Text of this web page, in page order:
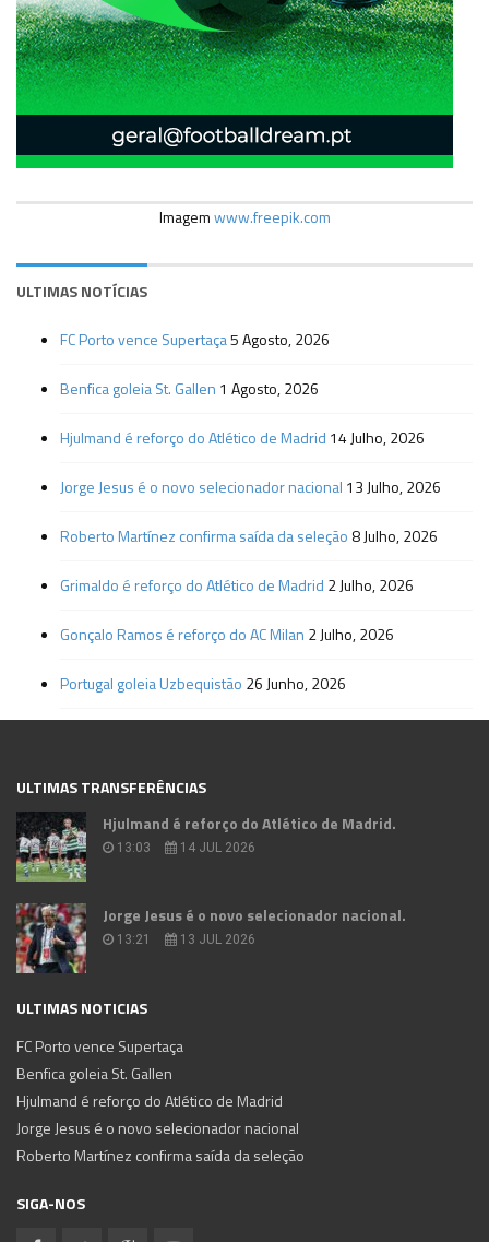
Imagemwww.freepik.com
ULTIMAS NOTÍCIAS
FC Porto vence Supertaça5 Agosto, 2026
Benfica goleia St. Gallen 1 Agosto, 2026
Hjulmand é reforço do Atlético de Madrid 14 Julho, 2026
Jorge Jesus é o novo selecionador nacional 13 Julho, 2026
Roberto Martínez confirma saída da seleção 8 Julho, 2026
Grimaldo é reforço do Atlético de Madrid 2 Julho, 2026
Gonçalo Ramos é reforço do AC Milan 2 Julho, 2026
Portugal goleia Uzbequistão 26 Junho, 2026
ULTIMAS TRANSFERÊNCIAS
Hjulmand é reforço do Atlético de Madrid.
13:03 14 JUL 2026
Jorge Jesus é o novo selecionador nacional.
13:21 13 JUL 2026
ULTIMAS NOTICIAS
FC Porto vence Supertaça
Benfica goleia St. Gallen
Hjulmand é reforço do Atlético de Madrid
Jorge Jesus é o novo selecionador nacional
Roberto Martínez confirma saída da seleção
SIGA-NOS